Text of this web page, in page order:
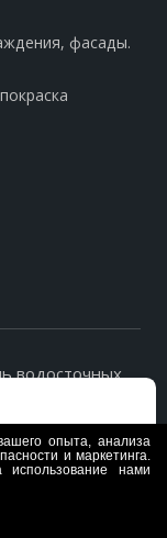
фасады.
водосточных
с политикой
Cookie
опыта, анализа
и маркетинга.
нами